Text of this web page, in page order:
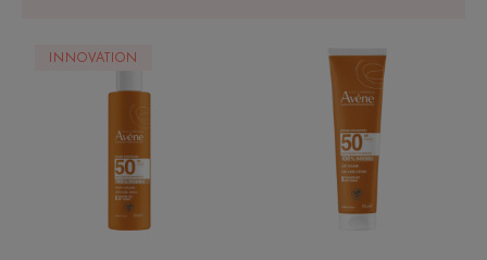
SOLAIRE
SPF50
INNOVATION
SOLAIRE
SPF50